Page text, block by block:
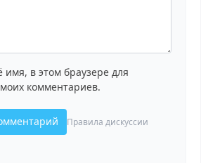
имя, в этом браузере для
комментариев.
Правила дискуссии